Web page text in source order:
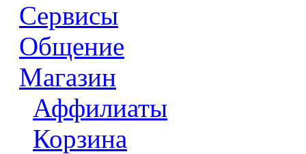
Сервисы
Общение
Магазин
Аффилиаты
Корзина